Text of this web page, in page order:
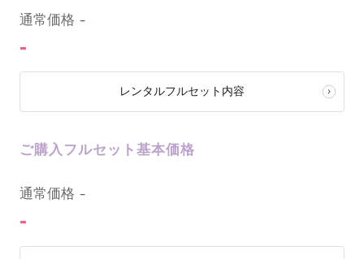
通常価格 -
-
レンタルフルセット内容
ご購入フルセット基本価格
通常価格 -
-